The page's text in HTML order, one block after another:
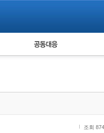
피해자 공동대응
조회